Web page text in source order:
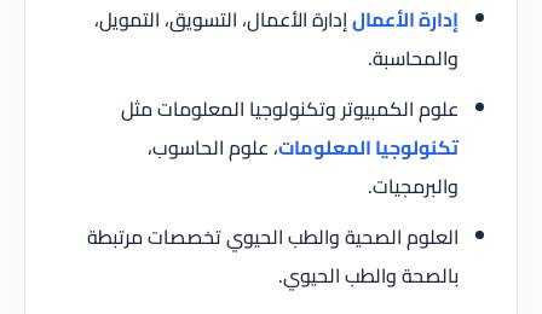
إدارة الأعمالإدارة الأعمال، التسويق، التمويل،
والمحاسبة.
علوم الكمبيوتر وتكنولوجيا المعلومات مثل
تكنولوجيا المعلومات، علوم الحاسوب،
والبرمجيات.
العلوم الصحية والطب الحيوي تخصصات مرتبطة
بالصحة والطب الحيوي.